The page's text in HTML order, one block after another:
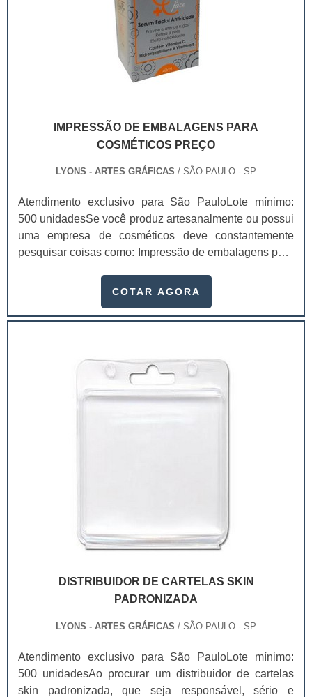
IMPRESSÃO DE EMBALAGENS PARA
COSMÉTICOS PREÇO
LYONS - ARTES GRÁFICAS / SÃO PAULO - SP
Atendimento exclusivo para São PauloLote mínimo:
500 unidadesSe você produz artesanalmente ou possui
uma empresa de cosméticos deve constantemente
pesquisar coisas como: Impressão de embalagens para
um investimento necessário para quem está no
extremamente competitivo, assim, as embalagens
COTAR AGORA
DISTRIBUIDOR DE CARTELAS SKIN
PADRONIZADA
LYONS - ARTES GRÁFICAS / SÃO PAULO - SP
Atendimento exclusivo para São PauloLote mínimo:
500 unidadesAo procurar um distribuidor de cartelas
skin padronizada, que seja responsável, sério e